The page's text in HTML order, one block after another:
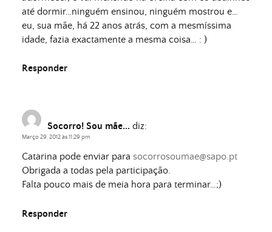
até dormir…ninguém ensinou, ninguém mostrou e…
eu, sua mãe, há 22 anos atrás, com a mesmíssima
idade, fazia exactamente a mesma coisa… : )
Responder
Socorro! Sou mãe... diz:
Março 29, 2012 às 11:29 pm
Catarina pode enviar para socorrosoumae@sapo.pt
Obrigada a todas pela participação.
Falta pouco mais de meia hora para terminar…;)
Responder